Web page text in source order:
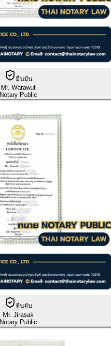
ยืนยัน
Mr. Warawut
Notary Public
ยืนยัน
Mr. Jirasak
Notary Public